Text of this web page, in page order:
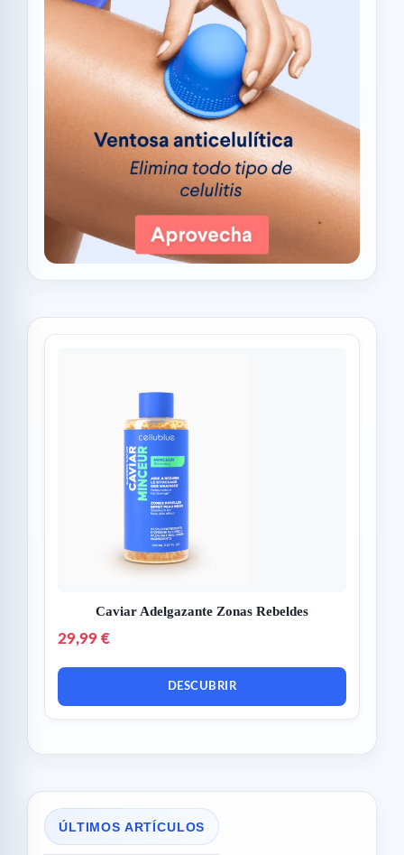
Caviar Adelgazante Zonas Rebeldes
29,99 €
DESCUBRIR
ÚLTIMOS ARTÍCULOS